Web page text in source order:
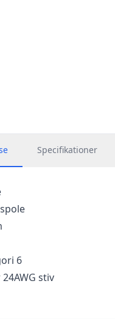
Specifikationer
6
stiv